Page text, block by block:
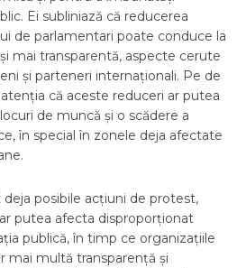
Ei subliniază că reducerea
de parlamentari poate conduce la
mai transparentă, aspecte cerute
și parteneri internaționali. Pe de
că aceste reduceri ar putea
de muncă și o scădere a
în special în zonele deja afectate
posibile acțiuni de protest,
putea afecta disproporționat
publică, în timp ce organizațiile
mai multă transparență și